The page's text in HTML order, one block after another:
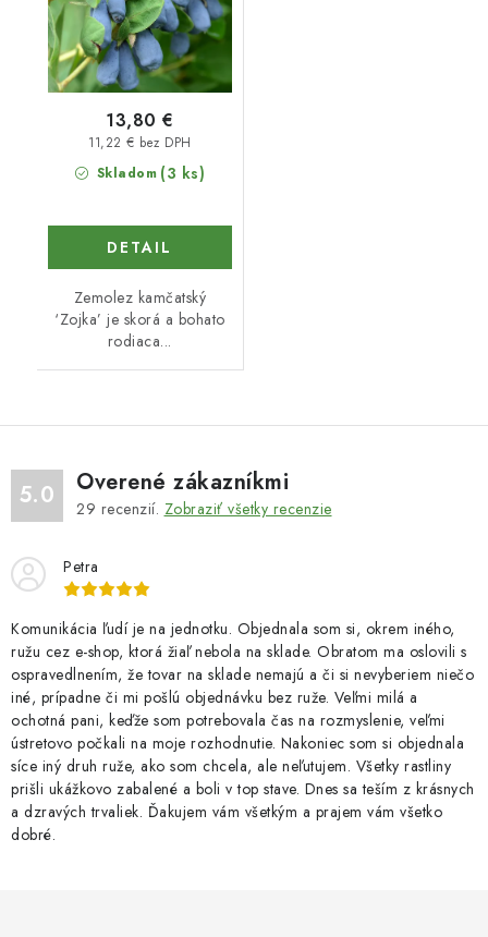
Skladom (3 ks)
11,22 € bez DPH
13,80 €
DETAIL
Zemolez kamčatský
‘Zojka’ je skorá a bohato
rodiaca...
5.0 Overené zákazníkmi
29 recenzií. Zobraziť všetky recenzie
Petra
Komunikácia ľudí je na jednotku. Objednala som si, okrem iného,
ružu cez e-shop, ktorá žiaľ nebola na sklade. Obratom ma oslovili s
ospravedlnením, že tovar na sklade nemajú a či si nevyberiem niečo
iné, prípadne či mi pošlú objednávku bez ruže. Veľmi milá a
ochotná pani, keďže som potrebovala čas na rozmyslenie, veľmi
ústretovo počkali na moje rozhodnutie. Nakoniec som si objednala
síce iný druh ruže, ako som chcela, ale neľutujem. Všetky rastliny
prišli ukážkovo zabalené a boli v top stave. Dnes sa teším z krásnych
a dzravých trvaliek. Ďakujem vám všetkým a prajem vám všetko
dobré.